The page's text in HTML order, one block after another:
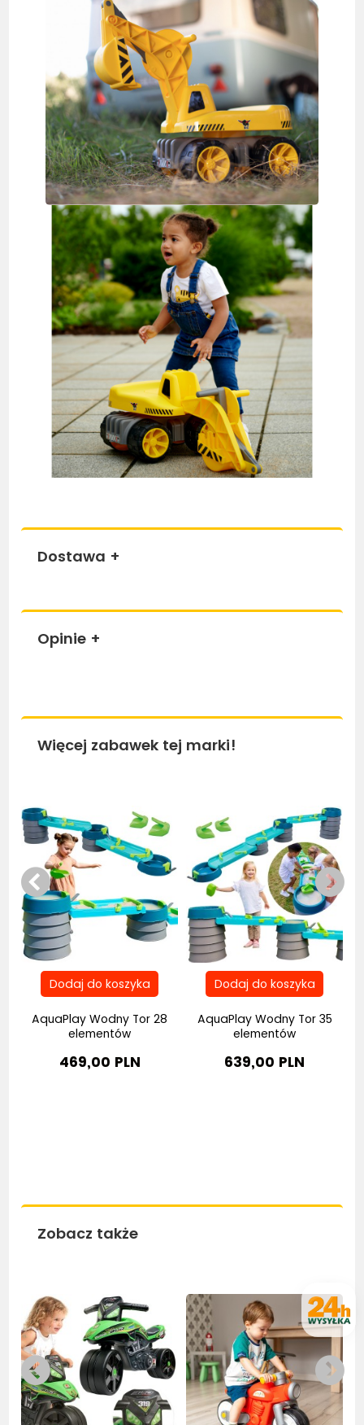
Dostawa +
Opinie +
Więcej zabawek tej marki!
AquaPlay Wodny Tor 28
elementów
469,00 PLN
AquaPlay Wodny Tor 35
elementów
639,00 PLN
Zobacz także